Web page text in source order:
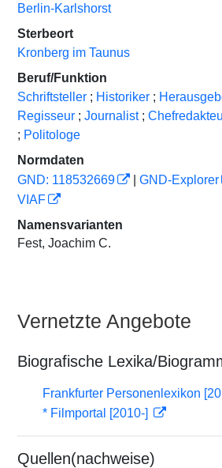
Berlin-Karlshorst
Sterbeort
Kronberg im Taunus
Beruf/Funktion
Schriftsteller ; Historiker ;
Regisseur ; Journalist ;
; Politologe
Normdaten
GND: 118532669
GND-Explorer
VIAF
Namensvarianten
Fest, Joachim C.
Vernetzte Angebote
Biografische Lexika/
Frankfurter Personenlexikon
* Filmportal [2010-]
Quellen(nachweise)